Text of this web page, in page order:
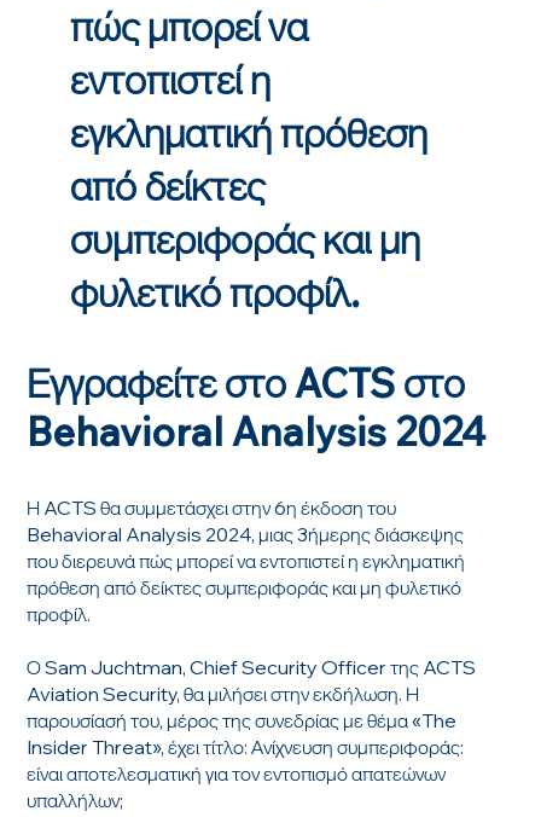
πώς μπορεί να
εντοπιστεί η
εγκληματική πρόθεση
από δείκτες
συμπεριφοράς και μη
φυλετικό προφίλ.
Εγγραφείτε στο ACTS στο
Behavioral Analysis 2024
Η ACTS θα συμμετάσχει στην 6η έκδοση του
Behavioral Analysis 2024, μιας 3ήμερης διάσκεψης
που διερευνά πώς μπορεί να εντοπιστεί η εγκληματική
πρόθεση από δείκτες συμπεριφοράς και μη φυλετικό
προφίλ.
Ο Sam Juchtman, Chief Security Officer της ACTS
Aviation Security, θα μιλήσει στην εκδήλωση. Η
παρουσίασή του, μέρος της συνεδρίας με θέμα «The
Insider Threat», έχει τίτλο: Ανίχνευση συμπεριφοράς:
είναι αποτελεσματική για τον εντοπισμό απατεώνων
υπαλλήλων;